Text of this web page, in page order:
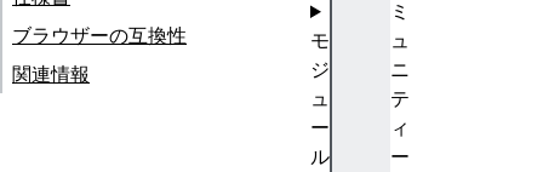
ミ
ュ
ニ
テ
ィ
ー
ブラウザーの互換性
関連情報
モ
ジ
ュ
ー
ル